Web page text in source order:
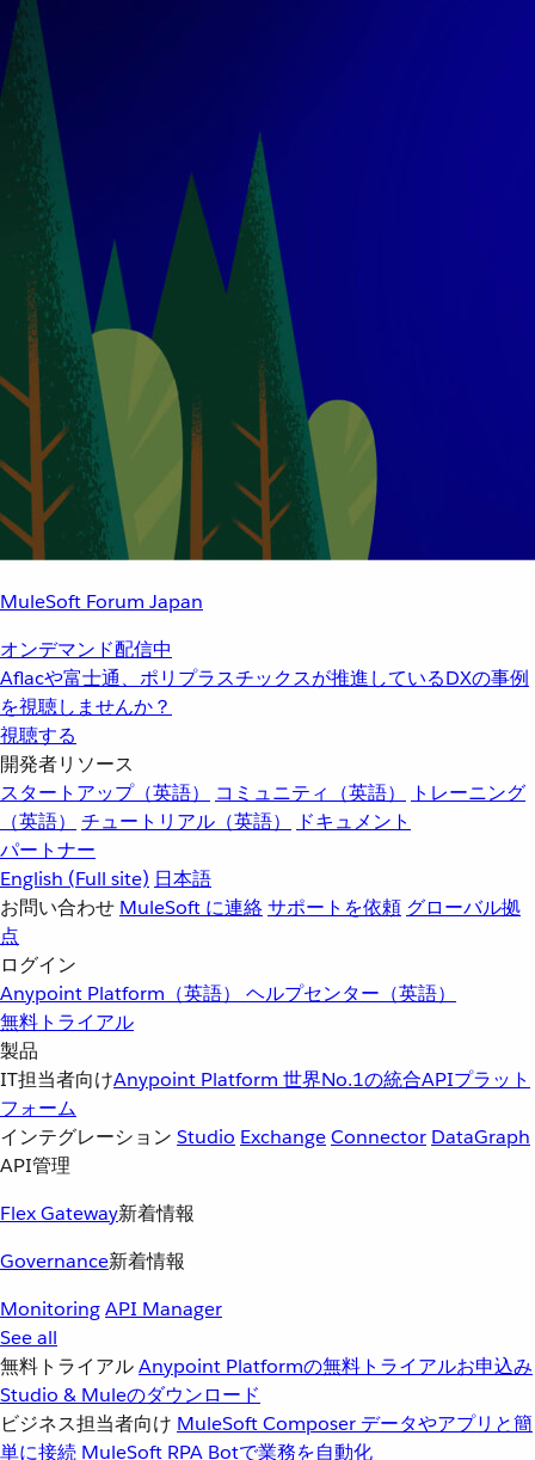
MuleSoft Forum Japan
オンデマンド配信中
Aflacや富士通、ポリプラスチックスが推進しているDXの事例
を視聴しませんか？
視聴する
開発者リソース
スタートアップ（英語）
コミュニティ（英語）
トレーニング
（英語）
チュートリアル（英語）
ドキュメント
パートナー
English (Full site) 日本語
お問い合わせ MuleSoft に連絡サポートを依頼 グローバル拠
点
ログイン
Anypoint Platform（英語） ヘルプセンター（英語）
無料トライアル
製品
IT担当者向けAnypoint Platform 世界No.1の統合APIプラット
フォーム
インテグレーション Studio ExchangeConnector DataGraph
API管理
Flex Gateway新着情報
Governance新着情報
MonitoringAPI Manager
See all
無料トライアルAnypoint Platformの無料トライアルお申込み
Studio & Muleのダウンロード
ビジネス担当者向け MuleSoft Composer データやアプリと簡
単に接続 MuleSoft RPA Botで業務を自動化